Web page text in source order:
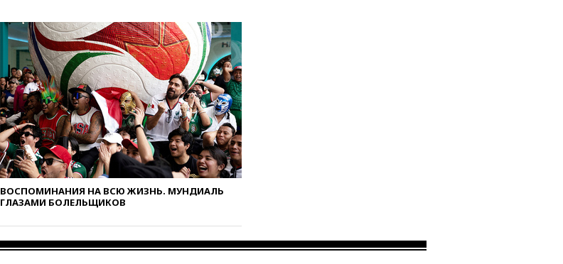
финансировании
экстремизма
вчера, 20:20Суд США
постановил остановить
строительство бального зала в
Белом доме
вчера, 20:15Сенат США
одобрил ужесточение
санкций против России и
Ирана
вчера, 20:00СК возбудил дело
против журналистки Катерины
Гордеевой о фейках о ВС
вчера, 19:45ISU предоставил
нейтральный статус
ВОСПОМИНАНИЯ НА ВСЮ ЖИЗНЬ. МУНДИАЛЬ
ГЛАЗАМИ БОЛЕЛЬЩИКОВ